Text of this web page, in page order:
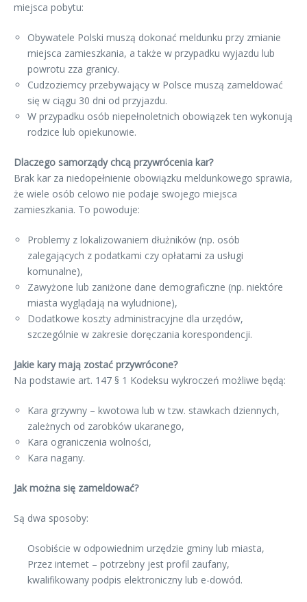
miejsca pobytu:
Obywatele Polski muszą dokonać meldunku przy zmianie
miejsca zamieszkania, a także w przypadku wyjazdu lub
powrotu zza granicy.
Cudzoziemcy przebywający w Polsce muszą zameldować
się w ciągu 30 dni od przyjazdu.
W przypadku osób niepełnoletnich obowiązek ten wykonują
rodzice lub opiekunowie.
Dlaczego samorządy chcą przywrócenia kar?
Brak kar za niedopełnienie obowiązku meldunkowego sprawia,
że wiele osób celowo nie podaje swojego miejsca
zamieszkania. To powoduje:
Problemy z lokalizowaniem dłużników (np. osób
zalegających z podatkami czy opłatami za usługi
komunalne),
Zawyżone lub zaniżone dane demograficzne (np. niektóre
miasta wyglądają na wyludnione),
Dodatkowe koszty administracyjne dla urzędów,
szczególnie w zakresie doręczania korespondencji.
Jakie kary mają zostać przywrócone?
Na podstawie art. 147 § 1 Kodeksu wykroczeń możliwe będą:
Kara grzywny – kwotowa lub w tzw. stawkach dziennych,
zależnych od zarobków ukaranego,
Kara ograniczenia wolności,
Kara nagany.
Jak można się zameldować?
Są dwa sposoby:
Osobiście w odpowiednim urzędzie gminy lub miasta,
Przez internet – potrzebny jest profil zaufany,
kwalifikowany podpis elektroniczny lub e-dowód.